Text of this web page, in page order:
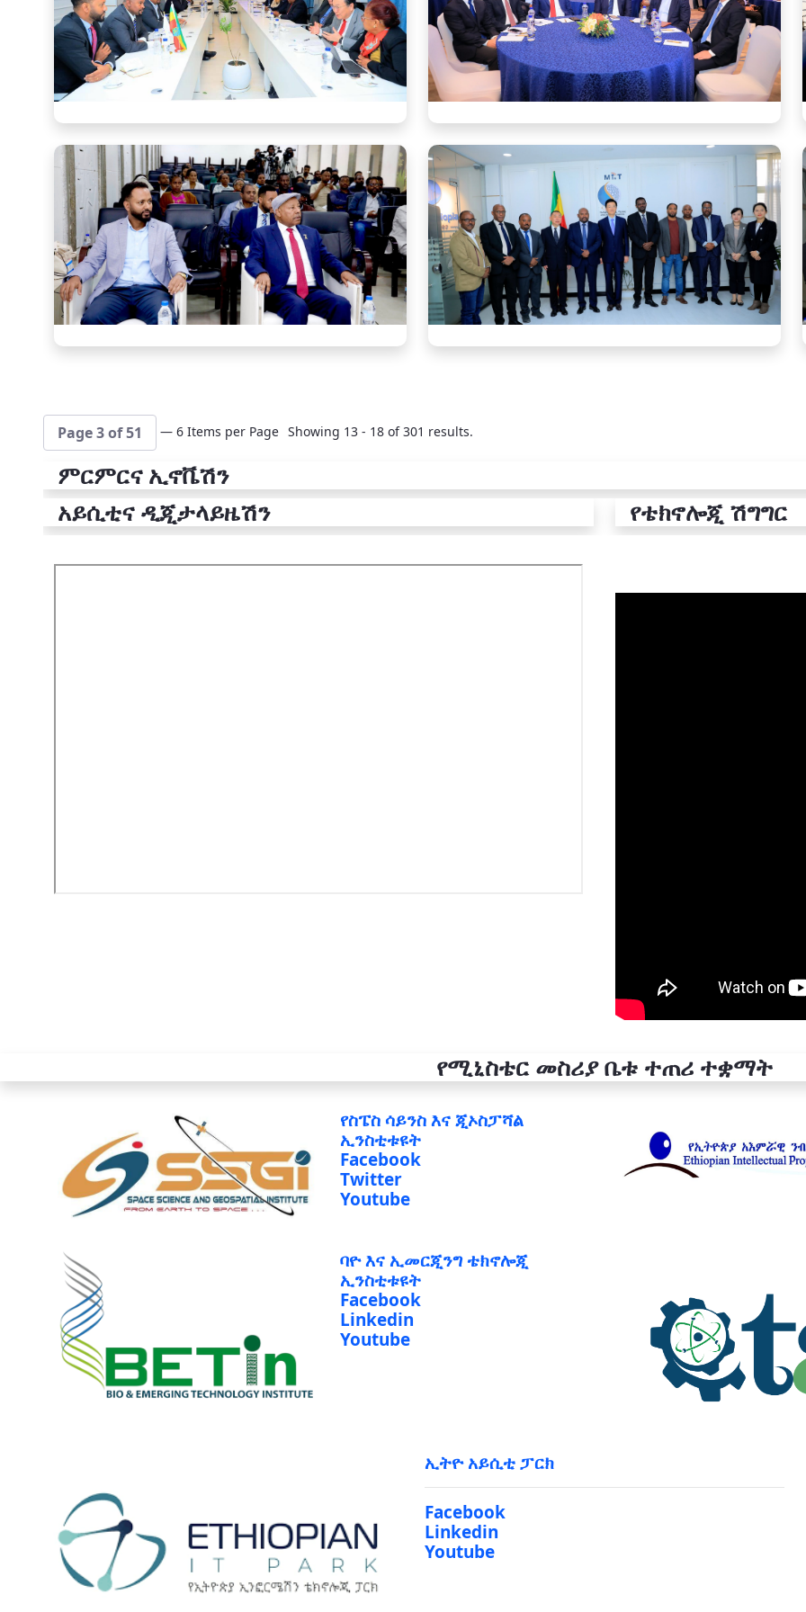
Page 3 of 51 — 6 Items per Page Showing 13 - 18 of 301 results.
ምርምርና ኢኖቬሽን
አይሲቲና ዲጂታላይዜሽን
የቴክኖሎጂ ሽግግር
የሚኒስቴር መስሪያ ቤቱ ተጠሪ ተቋማት
የስፔስ ሳይንስ እና ጂኦስፓሻል
ኢንስቲቱዩት
Facebook
Twitter
Youtube
ባዮ እና ኢመርጂንግ ቴክኖሎጂ
ኢንስቲቱዩት
Facebook
Linkedin
Youtube
ኢትዮ አይሲቲ ፓርክ
Facebook
Linkedin
Youtube